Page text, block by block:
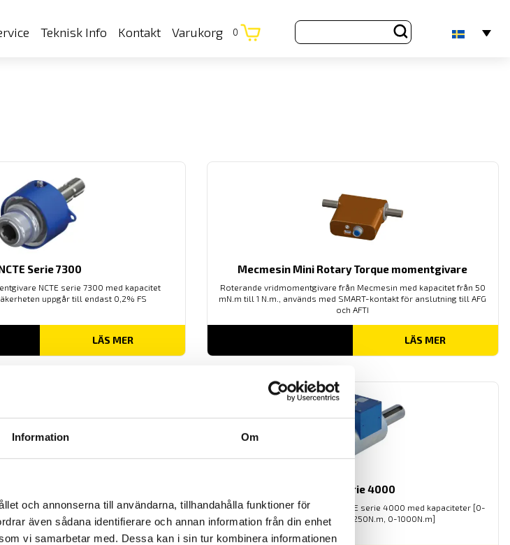
Information Om
och annonserna till användarna, tillhandahålla funktioner för
även sådana identifierare och annan information från din enhet
vi samarbetar med. Dessa kan i sin tur kombinera informationen
Teknisk Info Kontakt Varukorg 0
Serie 7300
NCTE serie 7300 med kapacitet
uppgår till endast 0,2% FS
LÄS MER
Mecmesin Mini Rotary Torque momentgivare
Roterande vridmomentgivare från Mecmesin med kapacitet från 50
mN.m till 1 N.m., används med SMART-kontakt för anslutning till AFG
och AFTI
LÄS MER
NCTE serie 2300 rund axel med
olika kapaciteter [2,5N.m, 5N.m, 10N.m,
NCTE Serie 4000
Roterande vridmomentgivare NCTE serie 4000 med kapaciteter [0-
50N.m, 0-100N.m, 0-250N.m, 0-1000N.m]